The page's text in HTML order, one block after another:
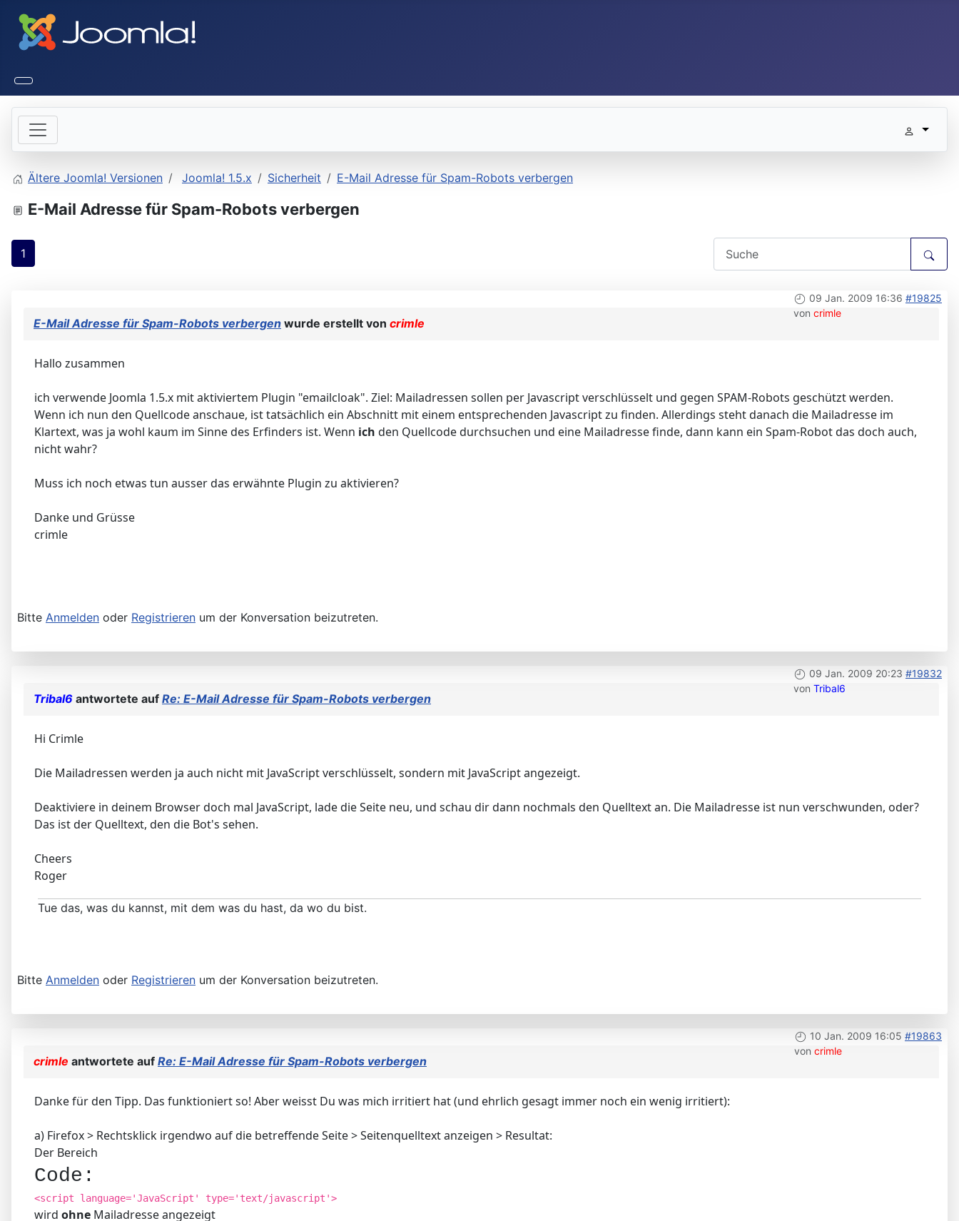
Ältere Joomla! Versionen Joomla! 1.5.x Sicherheit E-Mail Adresse für Spam-Robots verbergen
E-Mail Adresse für Spam-Robots verbergen
1
09 Jan. 2009 16:36 #19825
von crimle
E-Mail Adresse für Spam-Robots verbergen wurde erstellt von crimle
Hallo zusammen
ich verwende Joomla 1.5.x mit aktiviertem Plugin "emailcloak". Ziel: Mailadressen sollen per Javascript verschlüsselt und gegen SPAM-Robots geschützt werden.
Wenn ich nun den Quellcode anschaue, ist tatsächlich ein Abschnitt mit einem entsprechenden Javascript zu finden. Allerdings steht danach die Mailadresse im
Klartext, was ja wohl kaum im Sinne des Erfinders ist. Wenn ich den Quellcode durchsuchen und eine Mailadresse finde, dann kann ein Spam-Robot das doch auch,
nicht wahr?
Muss ich noch etwas tun ausser das erwähnte Plugin zu aktivieren?
Danke und Grüsse
crimle
Bitte Anmelden oder Registrieren um der Konversation beizutreten.
09 Jan. 2009 20:23 #19832
von Tribal6
Tribal6 antwortete auf Re: E-Mail Adresse für Spam-Robots verbergen
Hi Crimle
Die Mailadressen werden ja auch nicht mit JavaScript verschlüsselt, sondern mit JavaScript angezeigt.
Deaktiviere in deinem Browser doch mal JavaScript, lade die Seite neu, und schau dir dann nochmals den Quelltext an. Die Mailadresse ist nun verschwunden, oder?
Das ist der Quelltext, den die Bot's sehen.
Cheers
Roger
Tue das, was du kannst, mit dem was du hast, da wo du bist.
Bitte Anmelden oder Registrieren um der Konversation beizutreten.
10 Jan. 2009 16:05 #19863
von crimle
crimle antwortete auf Re: E-Mail Adresse für Spam-Robots verbergen
Danke für den Tipp. Das funktioniert so! Aber weisst Du was mich irritiert hat (und ehrlich gesagt immer noch ein wenig irritiert):
a) Firefox > Rechtsklick irgendwo auf die betreffende Seite > Seitenquelltext anzeigen > Resultat:
Der Bereich
Code:
<script language='JavaScript' type='text/javascript'>
wird ohne Mailadresse angezeigt